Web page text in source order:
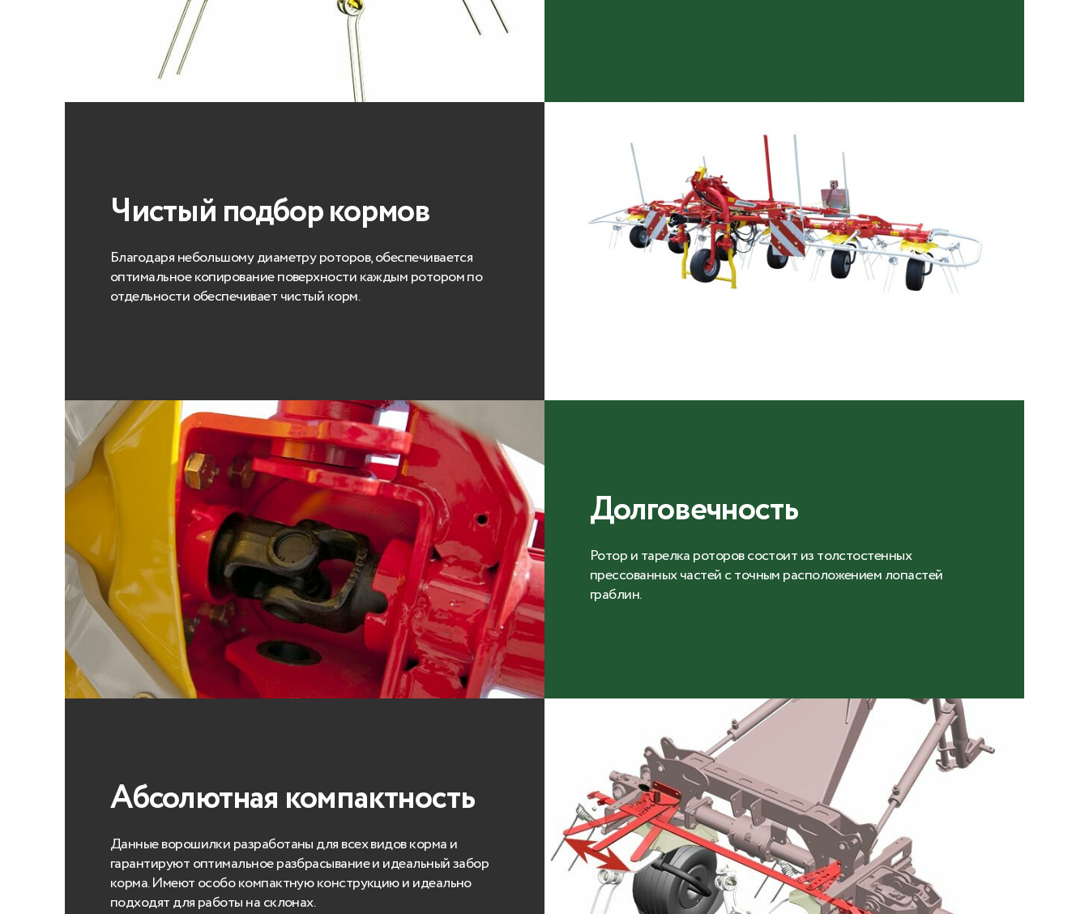
Чистый подбор кормов
Благодаря небольшому диаметру роторов, обеспечивается
оптимальное копирование поверхности каждым ротором по
отдельности обеспечивает чистый корм.
Долговечность
Ротор и тарелка роторов состоит из толстостенных
прессованных частей с точным расположением лопастей
граблин.
Абсолютная компактность
Данные ворошилки разработаны для всех видов корма и
гарантируют оптимальное разбрасывание и идеальный забор
корма. Имеют особо компактную конструкцию и идеально
подходят для работы на склонах.